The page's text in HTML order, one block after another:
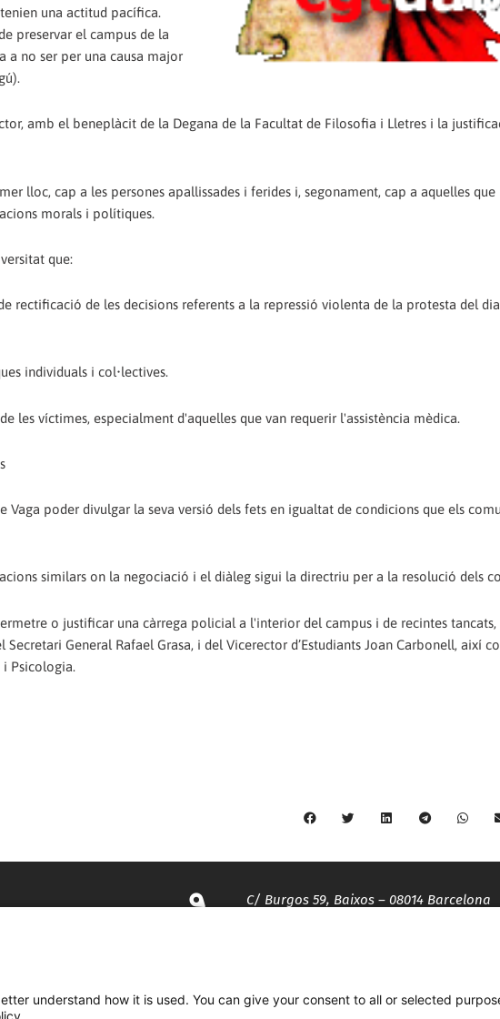
una actitud pacífica.
preservar el campus de la
a no ser per una causa major
amb el beneplàcit de la Degana de la Facultat de Filosofia i Lletres i la
lloc, cap a les persones apallissades i ferides i, segonament, cap a aquelles
morals i polítiques.
que:
rectificació de les decisions referents a la repressió violenta de la protesta del
individuals i col•lectives.
les víctimes, especialment d'aquelles que van requerir l'assistència mèdica.
Vaga poder divulgar la seva versió dels fets en igualtat de condicions que els
similars on la negociació i el diàleg sigui la directriu per a la resolució dels
o justificar una càrrega policial a l'interior del campus i de recintes tancats,
General Rafael Grasa, i del Vicerector d’Estudiants Joan Carbonell, així
Psicologia.
C/ Burgos 59, Baixos – 08014 Barcelona
935 120 481
understand how it is used. You can give your consent to all or selected